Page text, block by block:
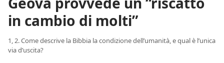
in cambio di molti”
1, 2. Come descrive la Bibbia la condizione dell’umanità, e qual è l’unica
via d’uscita?